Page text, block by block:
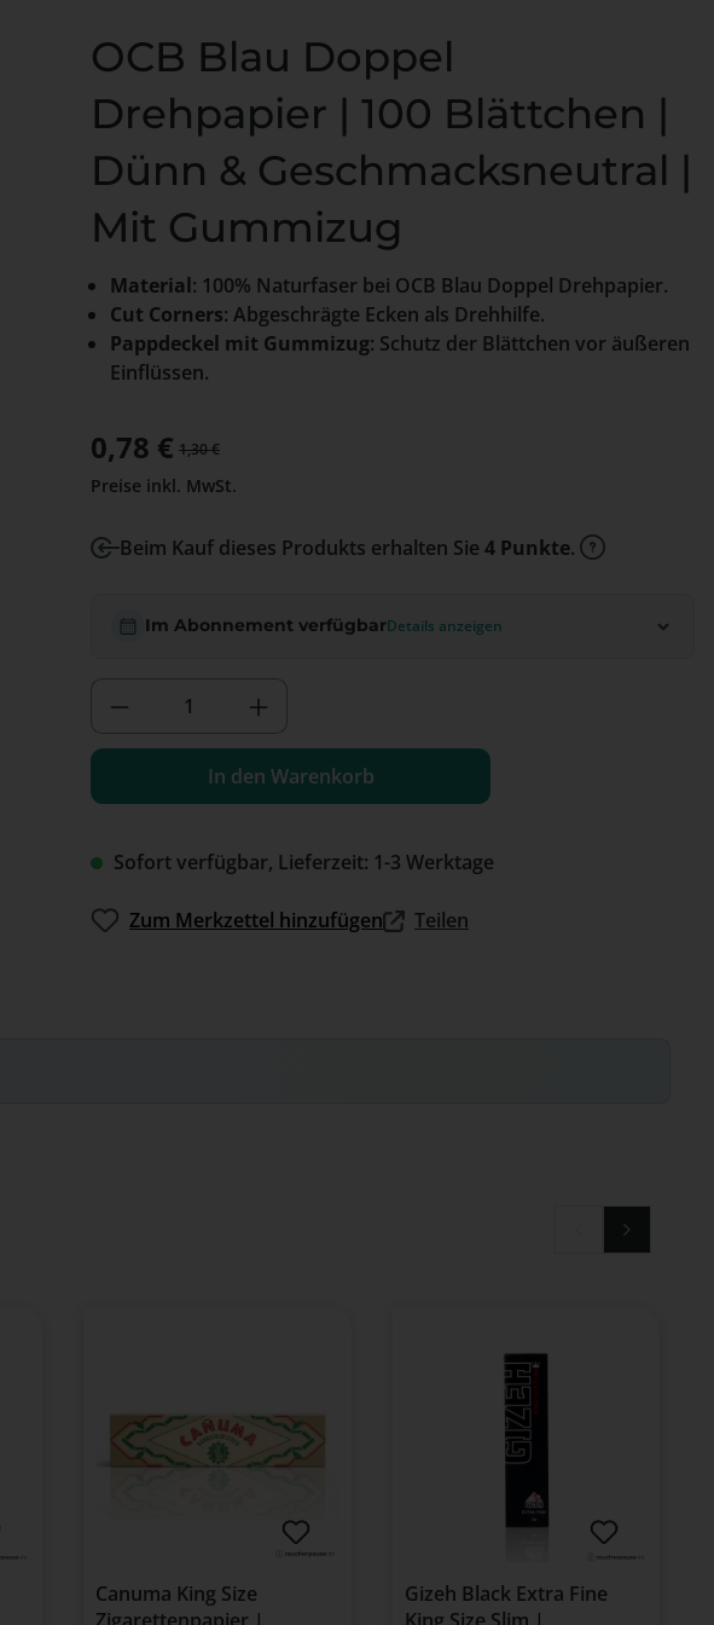
OCB Blau Doppel
Drehpapier | 100 Blättchen |
Dünn & Geschmacksneutral |
Mit Gummizug
Material: 100% Naturfaser bei OCB Blau Doppel Drehpapier.
Cut Corners: Abgeschrägte Ecken als Drehhilfe.
Pappdeckel mit Gummizug: Schutz der Blättchen vor äußeren
Einflüssen.
Verkaufspreis:
0,78 € Regulärer Preis:
1,30 €
Preise inkl. MwSt.
Beim Kauf dieses Produkts erhalten Sie 4 Punkte.
Im Abonnement verfügbarDetails anzeigen
Sofort verfügbar, Lieferzeit: 1-3 Werktage
Produkt Anzahl: Gib den gewünschten
In den Warenkorb
Zum Merkzettel hinzufügen Teilen
Canuma King Size
Gizeh Black Extra Fine